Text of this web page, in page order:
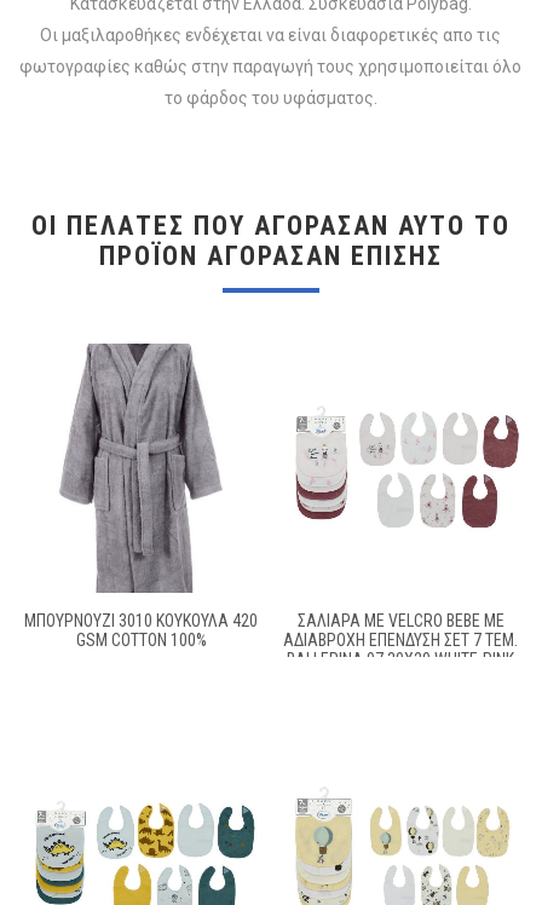
Οι μαξιλαροθήκες ενδέχεται να είναι διαφορετικές απο τις
φωτογραφίες καθώς στην παραγωγή τους χρησιμοποιείται όλο
το φάρδος του υφάσματος.
ΟΙ ΠΕΛΆΤΕΣ ΠΟΥ ΑΓΌΡΑΣΑΝ ΑΥΤΌ ΤΟ
ΠΡΟΪΌΝ ΑΓΌΡΑΣΑΝ ΕΠΊΣΗΣ
ΜΠΟΥΡΝΟΥΖΙ 3010 ΚΟΥΚΟΥΛΑ 420
GSM COTTON 100%
ΣΑΛΙΆΡΑ ΜΕ VELCRO BEBE ΜΕ
ΑΔΙΆΒΡΟΧΗ ΕΠΈΝΔΥΣΗ ΣΕΤ 7 ΤΕΜ.
BALLERINA 07 30X20 WHITE-PINK